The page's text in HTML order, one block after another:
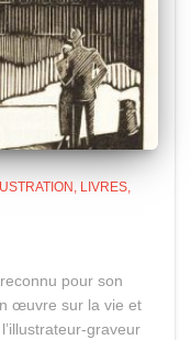
LIVRES
pour son
œuvre sur la vie et
graveur